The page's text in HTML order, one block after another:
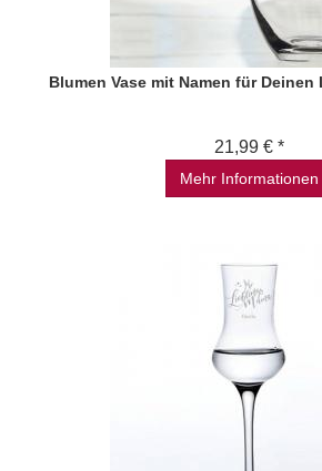
Blumen Vase mit Namen für
21,99 € *
Mehr Informationen